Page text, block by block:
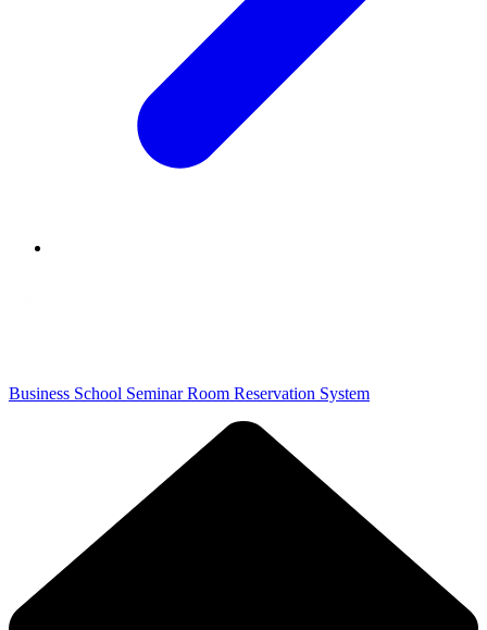
Business School Seminar Room Reservation System